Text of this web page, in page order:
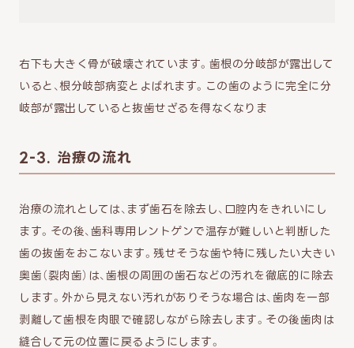
右下も大きく骨が破壊されています。歯根の分岐部が露出して
いると、根分岐部病変とよばれます。この歯のように完全に分
岐部が露出していると抜歯せざるを得なくなりま
2-3. 治療の流れ
治療の流れとしては、まず歯石を除去し、口腔内をきれいにし
ます。その後、歯科専用レントゲンで温存が難しいと判断した
歯の抜歯をおこないます。残せそうな歯や特に残したい大きい
奥歯（裂肉歯）は、歯根の周囲の歯石などの汚れを徹底的に除去
します。外から見えない汚れがありそうな場合は、歯肉を一部
剥離して歯根を肉眼で確認しながら除去します。その後歯肉は
縫合して元の位置に戻るようにします。